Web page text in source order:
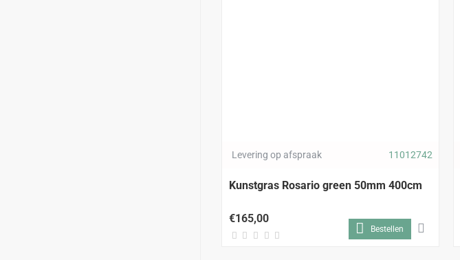
Levering op afspraak 11012742
Kunstgras Rosario green 50mm 400cm
€165,00
Bestellen